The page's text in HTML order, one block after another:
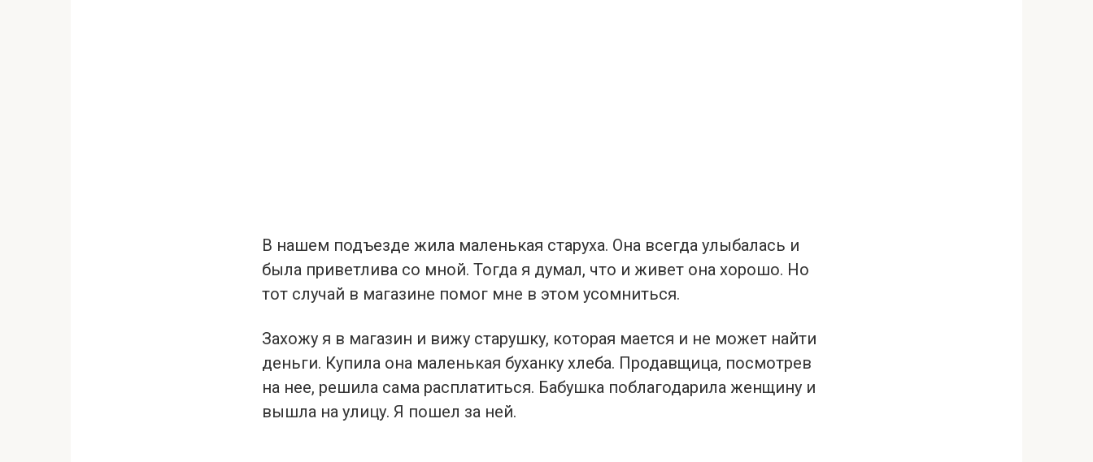
В нашем подъезде жила маленькая старуха. Она всегда улыбалась и
была приветлива со мной. Тогда я думал, что и живет она хорошо. Но
тот случай в магазине помог мне в этом усомниться.
Захожу я в магазин и вижу старушку, которая мается и не может найти
деньги. Купила она маленькая буханку хлеба. Продавщица, посмотрев
на нее, решила сама расплатиться. Бабушка поблагодарила женщину и
вышла на улицу. Я пошел за ней.